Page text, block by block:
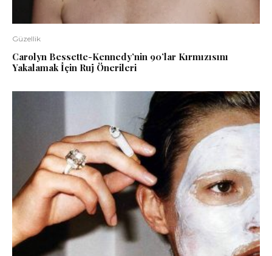
Güzellik
Carolyn Bessette-Kennedy’nin 90’lar Kırmızısını
Yakalamak İçin Ruj Önerileri